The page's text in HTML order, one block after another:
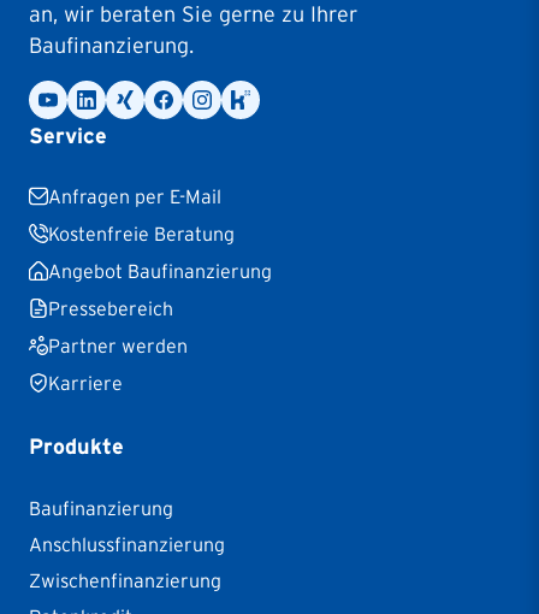
an, wir beraten Sie gerne zu Ihrer
Baufinanzierung.
Service
Anfragen per E-Mail
Kostenfreie Beratung
Angebot Baufinanzierung
Pressebereich
Partner werden
Karriere
Produkte
Baufinanzierung
Anschlussfinanzierung
Zwischenfinanzierung